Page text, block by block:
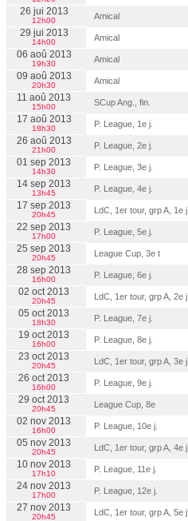
26 jui 2013
12h00 Amical
29 jui 2013
14h00 Amical
06 aoû 2013
19h30 Amical
09 aoû 2013
20h30 Amical
11 aoû 2013
15h00 SCup Ang., fin.
17 aoû 2013
18h30 P. League, 1e j.
26 aoû 2013
21h00 P. League, 2e j.
01 sep 2013
14h30 P. League, 3e j.
14 sep 2013
13h45 P. League, 4e j.
17 sep 2013
20h45 LdC, 1er tour, grp A, 1e j.
22 sep 2013
17h00 P. League, 5e j.
25 sep 2013
20h45 League Cup, 3e t
28 sep 2013
16h00 P. League, 6e j.
02 oct 2013
20h45 LdC, 1er tour, grp A, 2e j.
05 oct 2013
18h30 P. League, 7e j.
19 oct 2013
16h00 P. League, 8e j.
23 oct 2013
20h45 LdC, 1er tour, grp A, 3e j.
26 oct 2013
16h00 P. League, 9e j.
29 oct 2013
20h45 League Cup, 8e
02 nov 2013
16h00 P. League, 10e j.
05 nov 2013
20h45 LdC, 1er tour, grp A, 4e j.
10 nov 2013
17h10 P. League, 11e j.
24 nov 2013
17h00 P. League, 12e j.
27 nov 2013
20h45 LdC, 1er tour, grp A, 5e j.